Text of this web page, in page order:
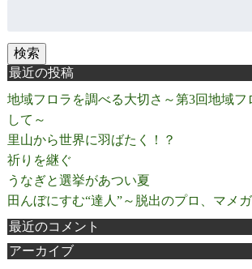
検索
最近の投稿
地域フロラを調べる大切さ～第3回地域フ
して～
里山から世界に羽ばたく！？
祈りを継ぐ
うなぎと選挙があつい夏
田んぼにすむ“達人”～脱出のプロ、マメ
最近のコメント
アーカイブ